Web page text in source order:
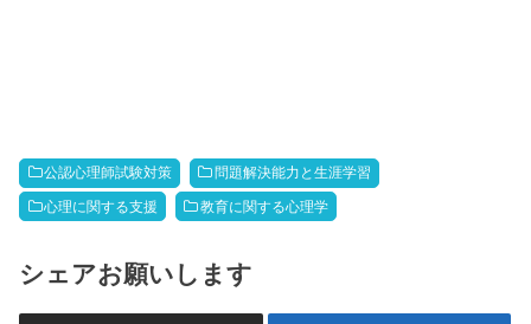
公認心理師試験対策 問題解決能力と生涯学習
心理に関する支援 教育に関する心理学
シェアお願いします